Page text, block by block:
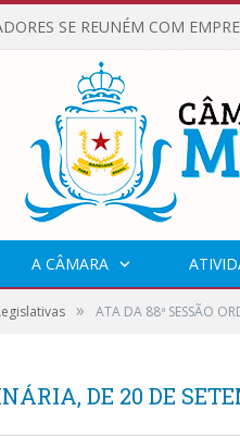
A CÂMARA
» ATA DA 88ª SESSÃO
DE 20 DE